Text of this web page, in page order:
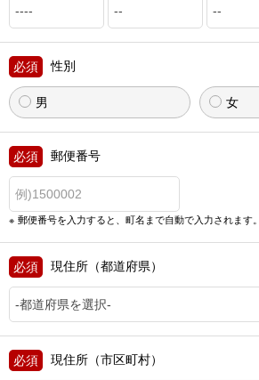
性別
男 女
郵便番号
郵便番号を入力すると、町名まで自動で入力されます。
現住所（都道府県）
現住所（市区町村）